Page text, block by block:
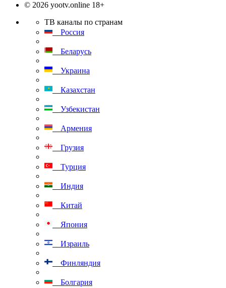
© 2026 yootv.online 18+
ТВ каналы по странам
Россия
Беларусь
Украина
Казахстан
Узбекистан
Армения
Грузия
Турция
Индия
Китай
Япония
Израиль
Финляндия
Болгария